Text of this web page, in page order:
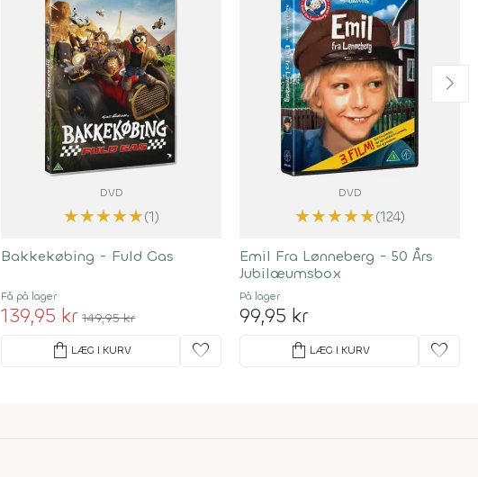
DVD
★★★★★(1)
Bakkekøbing - Fuld Gas
Få på lager
139,95 kr 149,95 kr
shopping_bag LÆG I KURV favorite
DVD
★★★★★(124)
Emil Fra Lønneberg - 50 Års
Jubilæumsbox
På lager
99,95 kr
shopping_bag LÆG I KURV favorite